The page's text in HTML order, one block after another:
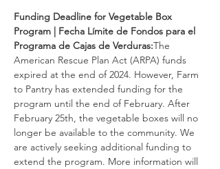
Funding Deadline for Vegetable Box
Program | Fecha Límite de Fondos para el
Programa de Cajas de Verduras:The
American Rescue Plan Act (ARPA) funds
expired at the end of 2024. However, Farm
to Pantry has extended funding for the
program until the end of February. After
February 25th, the vegetable boxes will no
longer be available to the community. We
are actively seeking additional funding to
extend the program. More information will